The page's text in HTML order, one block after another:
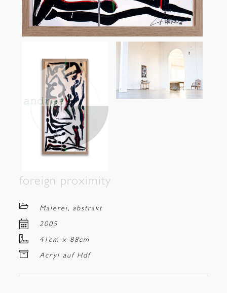
foreign proximity
Malerei, abstrakt
2005
41cm x 88cm
Acryl auf Hdf